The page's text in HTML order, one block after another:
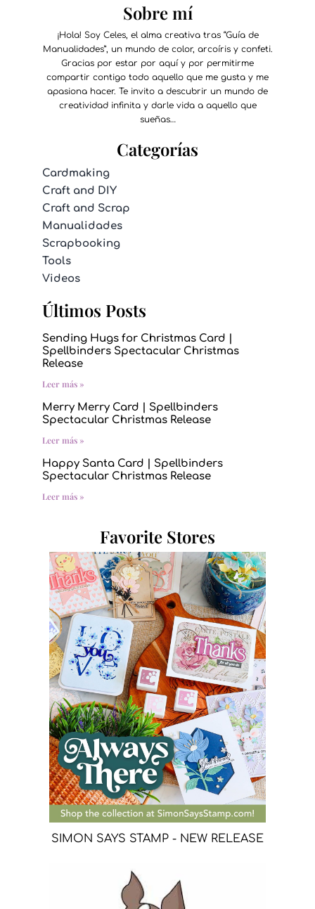
Sobre mí
¡Hola! Soy Celes, el alma creativa tras “Guía de
Manualidades”, un mundo de color, arcoíris y confeti.
Gracias por estar por aquí y por permitirme
compartir contigo todo aquello que me gusta y me
apasiona hacer. Te invito a descubrir un mundo de
creatividad infinita y darle vida a aquello que
sueñas…
Categorías
Cardmaking
Craft and DIY
Craft and Scrap
Manualidades
Scrapbooking
Tools
Videos
Últimos Posts
Sending Hugs for Christmas Card |
Spellbinders Spectacular Christmas
Release
Leer más »
Merry Merry Card | Spellbinders
Spectacular Christmas Release
Leer más »
Happy Santa Card | Spellbinders
Spectacular Christmas Release
Leer más »
Favorite Stores
SIMON SAYS STAMP - NEW RELEASE